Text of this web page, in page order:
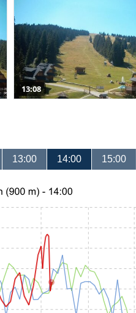
13:08
13:00 14:00 15:00